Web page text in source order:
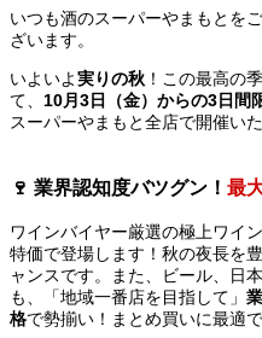
いつも酒のスーパーやまもとを
ざいます。
いよいよ実りの秋 ！この最高の
て、 10月3日（金）からの3日間
スーパーやまもと全店で開催い
🍷 業界認知度バツグン！ 最
ワインバイヤー厳選の極上ワイ
特価で登場します！秋の夜長を
ャンスです。また、ビール、日
も、「地域一番店を目指して」
格で勢揃い！まとめ買いに最適で